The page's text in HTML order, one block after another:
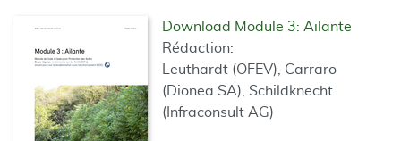
Download Module 3: Ailante
Rédaction:
Leuthardt (OFEV), Carraro
(Dionea SA), Schildknecht
(Infraconsult AG)